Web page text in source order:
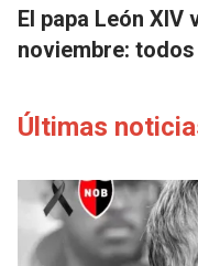
El papa León
noviembre:
Últimas